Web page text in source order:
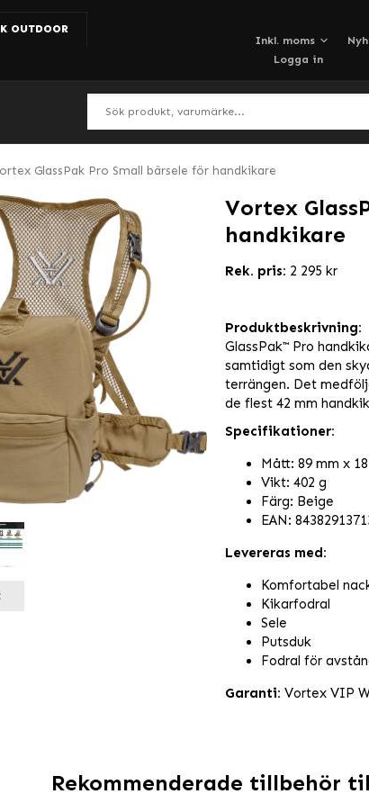
OUTDOOR
Logga in
GlassPak Pro Small bärsele för handkikare
Vortex
handkikare
Rek. pris: 2 295 kr
Produktbeskrivning:
GlassPak™ Pro
samtidigt som den
terrängen. Det
de flest 42 mm
Specifikationer:
Mått: 89 mm x
Vikt: 402 g
Färg: Beige
EAN:
Levereras med:
Komfortabel
Kikarfodral
Sele
Putsduk
Fodral för
Garanti: Vortex VIP
Rekommenderade tillbehör